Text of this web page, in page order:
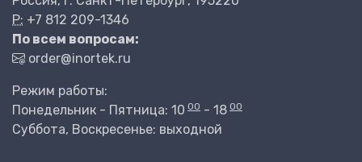
P: +7 812 209-1346
По всем вопросам:
order@inortek.ru
Режим работы:
Понедельник - Пятница: 10 00 - 18 00
Суббота, Воскресенье: выходной